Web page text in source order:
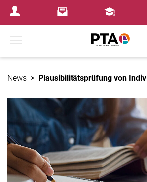
Login MenuNewsletter
Home
News Plausibilitätsprüfung von